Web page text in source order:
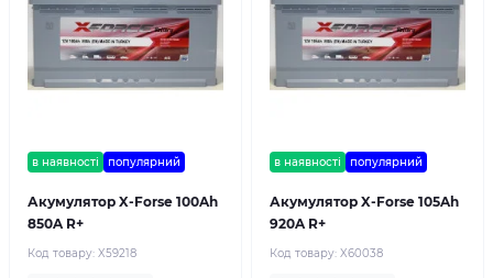
в наявності популярний
Акумулятор X-Forse 100Ah
850A R+
Код товару: X59218
в наявності популярний
Акумулятор X-Forse 105Ah
920A R+
Код товару: X60038